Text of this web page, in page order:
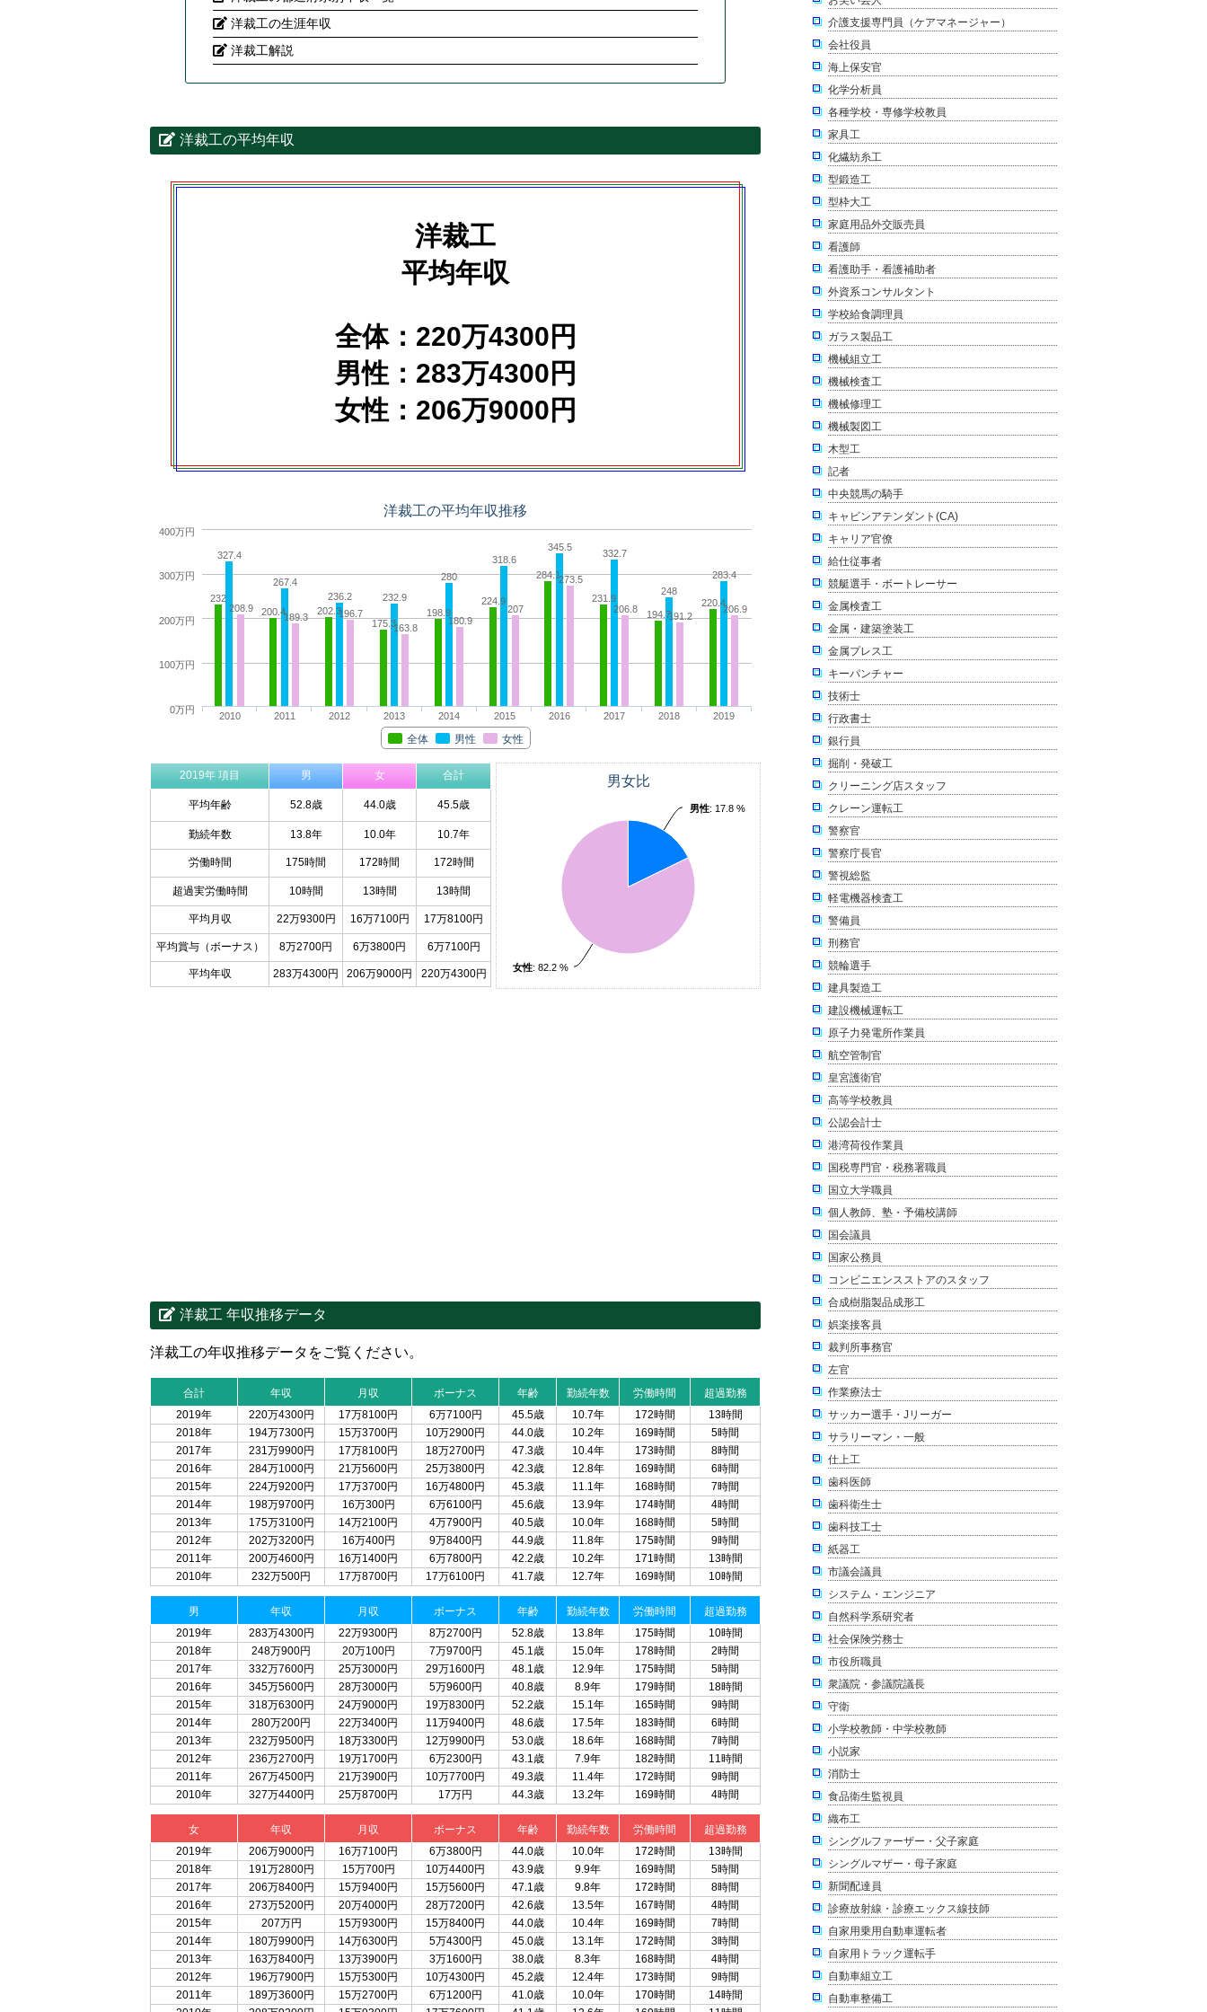
洋裁工の生涯年収
洋裁工解説
洋裁工の平均年収
洋裁工
平均年収
全体：220万4300円
男性：283万4300円
女性：206万9000円
洋裁工の平均年収推移
232
200.4
202.3
175.3
198.9
224.9
284.1
231.9
194.7
220.4
327.4
267.4
236.2
232.9
280
318.6
345.5
332.7
248
283.4
208.9
189.3
196.7
163.8
180.9
207
273.5
206.8
191.2
206.9
全体 男性 女性
2010 2011 2012 2013 2014 2015 2016 2017 2018 2019
0万円
100万円
200万円
300万円
400万円
2019年 項目 男 女 合計
平均年齢 52.8歳 44.0歳 45.5歳
勤続年数 13.8年 10.0年 10.7年
労働時間 175時間 172時間 172時間
超過実労働時間 10時間 13時間 13時間
平均月収 22万9300円 16万7100円 17万8100円
平均賞与（ボーナス） 8万2700円 6万3800円 6万7100円
平均年収 283万4300円 206万9000円 220万4300円
男女比
男性: 17.8 %
女性: 82.2 %
洋裁工 年収推移データ
洋裁工の年収推移データをご覧ください。
合計 年収 月収 ボーナス 年齢 勤続年数 労働時間
超過勤務
2019年
220万4300円 17万8100円 6万7100円 45.5歳 10.7年 172時間
13時間
2018年
194万7300円 15万3700円 10万2900円 44.0歳 10.2年 169時間
5時間
2017年
231万9900円 17万8100円 18万2700円 47.3歳 10.4年 173時間
8時間
2016年
284万1000円 21万5600円 25万3800円 42.3歳 12.8年 169時間
6時間
2015年
224万9200円 17万3700円 16万4800円 45.3歳 11.1年 168時間
7時間
2014年
198万9700円 16万300円 6万6100円 45.6歳 13.9年 174時間
4時間
2013年
175万3100円 14万2100円 4万7900円 40.5歳 10.0年 168時間
5時間
2012年
202万3200円 16万400円 9万8400円 44.9歳 11.8年 175時間
9時間
2011年
200万4600円 16万1400円 6万7800円 42.2歳 10.2年 171時間
13時間
2010年
232万500円 17万8700円 17万6100円 41.7歳 12.7年 169時間 10時間
男 年収 月収 ボーナス 年齢 勤続年数 労働時間
超過勤務
2019年
283万4300円 22万9300円 8万2700円 52.8歳 13.8年 175時間
10時間
2018年
248万900円 20万100円 7万9700円 45.1歳 15.0年 178時間
2時間
2017年
332万7600円 25万3000円 29万1600円 48.1歳 12.9年 175時間
5時間
2016年
345万5600円 28万3000円 5万9600円 40.8歳 8.9年 179時間
18時間
2015年
318万6300円 24万9000円 19万8300円 52.2歳 15.1年 165時間
9時間
2014年
280万200円 22万3400円 11万9400円 48.6歳 17.5年 183時間
6時間
2013年
232万9500円 18万3300円 12万9900円 53.0歳 18.6年 168時間
7時間
2012年
236万2700円 19万1700円 6万2300円 43.1歳 7.9年 182時間
11時間
2011年
267万4500円 21万3900円 10万7700円 49.3歳 11.4年 172時間
9時間
2010年
327万4400円 25万8700円 17万円 44.3歳 13.2年 169時間 4時間
女 年収 月収 ボーナス 年齢 勤続年数 労働時間
超過勤務
2019年
206万9000円 16万7100円 6万3800円 44.0歳 10.0年 172時間
13時間
2018年
191万2800円 15万700円 10万4400円 43.9歳 9.9年 169時間
5時間
2017年
206万8400円 15万9400円 15万5600円 47.1歳 9.8年 172時間
8時間
2016年
273万5200円 20万4000円 28万7200円 42.6歳 13.5年 167時間
4時間
2015年
207万円 15万9300円 15万8400円 44.0歳 10.4年 169時間
7時間
2014年
180万9900円 14万6300円 5万4300円 45.0歳 13.1年 172時間
3時間
2013年
163万8400円 13万3900円 3万1600円 38.0歳 8.3年 168時間
4時間
2012年
196万7900円 15万5300円 10万4300円 45.2歳 12.4年 173時間
9時間
2011年
189万3600円 15万2700円 6万1200円 41.0歳 10.0年 170時間
14時間
介護支援専門員（ケアマネージャー）
会社役員
海上保安官
化学分析員
各種学校・専修学校教員
家具工
化繊紡糸工
型鍛造工
型枠大工
家庭用品外交販売員
看護師
看護助手・看護補助者
外資系コンサルタント
学校給食調理員
ガラス製品工
機械組立工
機械検査工
機械修理工
機械製図工
木型工
記者
中央競馬の騎手
キャビンアテンダント(CA)
キャリア官僚
給仕従事者
競艇選手・ボートレーサー
金属検査工
金属・建築塗装工
金属プレス工
キーパンチャー
技術士
行政書士
銀行員
掘削・発破工
クリーニング店スタッフ
クレーン運転工
警察官
警察庁長官
警視総監
軽電機器検査工
警備員
刑務官
競輪選手
建具製造工
建設機械運転工
原子力発電所作業員
航空管制官
皇宮護衛官
高等学校教員
公認会計士
港湾荷役作業員
国税専門官・税務署職員
国立大学職員
個人教師、塾・予備校講師
国会議員
国家公務員
コンビニエンスストアのスタッフ
合成樹脂製品成形工
娯楽接客員
裁判所事務官
左官
作業療法士
サッカー選手・Jリーガー
サラリーマン・一般
仕上工
歯科医師
歯科衛生士
歯科技工士
紙器工
市議会議員
システム・エンジニア
自然科学系研究者
社会保険労務士
市役所職員
衆議院・参議院議長
守衛
小学校教師・中学校教師
小説家
消防士
食品衛生監視員
織布工
シングルファーザー・父子家庭
シングルマザー・母子家庭
新聞配達員
診療放射線・診療エックス線技師
自家用乗用自動車運転者
自家用トラック運転手
自動車組立工
自動車整備工